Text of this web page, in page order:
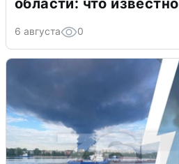
области: что известно
6 августа 0